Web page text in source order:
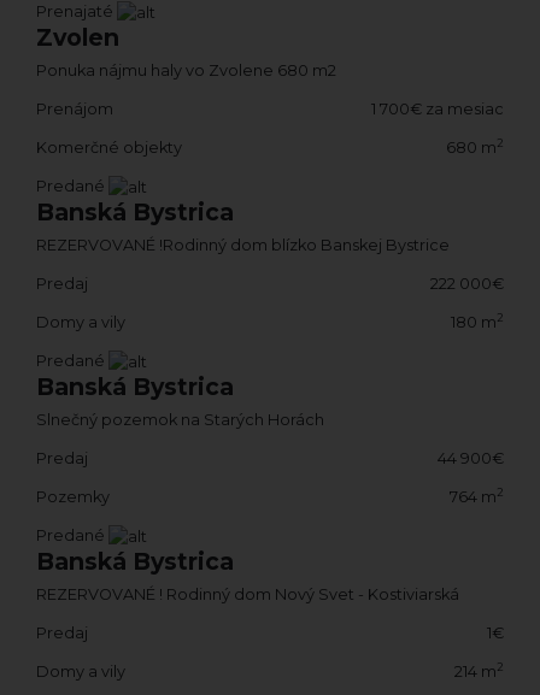
Prenajaté
Zvolen
Ponuka nájmu haly vo Zvolene 680 m2
Prenájom 1 700€ za mesiac
Komerčné objekty 680 m2
Predané
Banská Bystrica
REZERVOVANÉ !Rodinný dom blízko Banskej Bystrice
Predaj 222 000€
Domy a vily 180 m2
Predané
Banská Bystrica
Slnečný pozemok na Starých Horách
Predaj 44 900€
Pozemky 764 m2
Predané
Banská Bystrica
REZERVOVANÉ ! Rodinný dom Nový Svet - Kostiviarská
Predaj 1€
Domy a vily 214 m2